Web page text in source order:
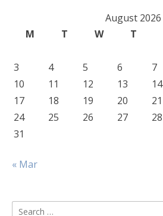
August 2026
M
T W T
3
4 5 6 7
10
11 12 13 14
17
18 19 20 21
24
25 26 27 28
31
« Mar
Search